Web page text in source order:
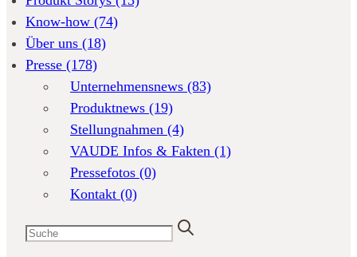
Know-how (74)
Über uns (18)
Presse (178)
Unternehmensnews (83)
Produktnews (19)
Stellungnahmen (4)
VAUDE Infos & Fakten (1)
Pressefotos (0)
Kontakt (0)